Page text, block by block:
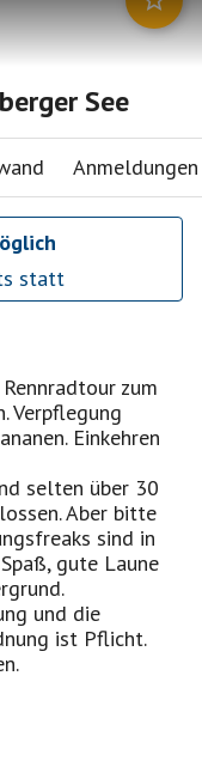
See
Anmeldungen
statt
zum
Verpflegung
Einkehren
selten über 30
Aber bitte
sind in
gute Laune
und die
ist Pflicht.